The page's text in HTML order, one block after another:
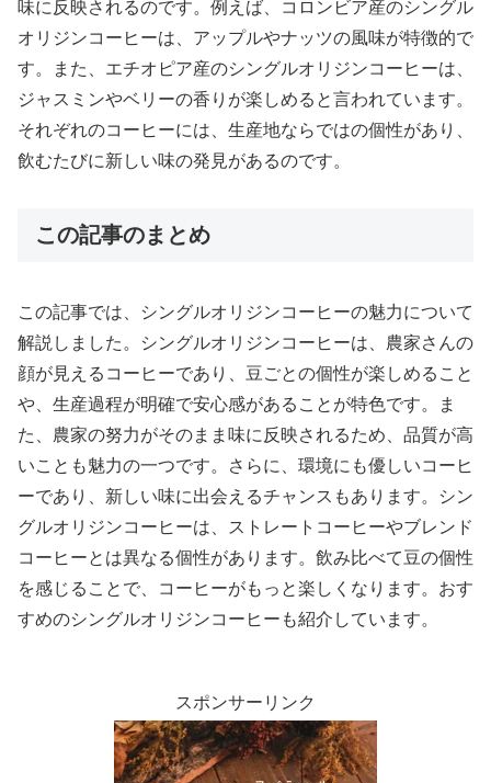
味に反映されるのです。例えば、コロンビア産のシングル
オリジンコーヒーは、アップルやナッツの風味が特徴的で
す。また、エチオピア産のシングルオリジンコーヒーは、
ジャスミンやベリーの香りが楽しめると言われています。
それぞれのコーヒーには、生産地ならではの個性があり、
飲むたびに新しい味の発見があるのです。
この記事のまとめ
この記事では、シングルオリジンコーヒーの魅力について
解説しました。シングルオリジンコーヒーは、農家さんの
顔が見えるコーヒーであり、豆ごとの個性が楽しめること
や、生産過程が明確で安心感があることが特色です。ま
た、農家の努力がそのまま味に反映されるため、品質が高
いことも魅力の一つです。さらに、環境にも優しいコーヒ
ーであり、新しい味に出会えるチャンスもあります。シン
グルオリジンコーヒーは、ストレートコーヒーやブレンド
コーヒーとは異なる個性があります。飲み比べて豆の個性
を感じることで、コーヒーがもっと楽しくなります。おす
すめのシングルオリジンコーヒーも紹介しています。
スポンサーリンク